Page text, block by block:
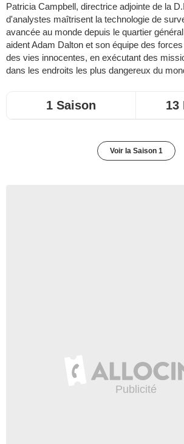
Patricia Campbell, directrice adjointe de la
d'analystes maîtrisent la technologie de
avancée au monde depuis le quartier
aident Adam Dalton et son équipe des
des vies innocentes, en exécutant des
dans les endroits les plus dangereux du
1 Saison 13
Voir la Saison 1